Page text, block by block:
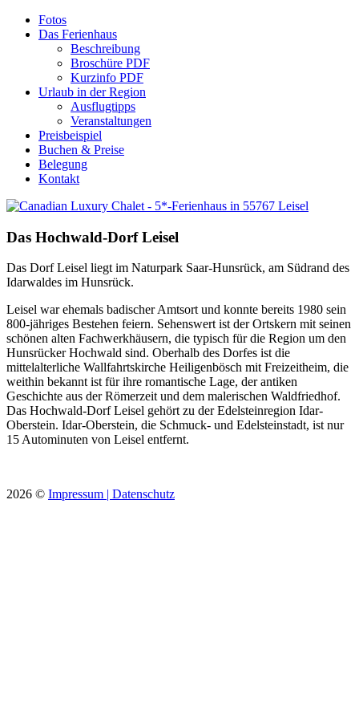
Fotos
Das Ferienhaus
Beschreibung
Broschüre PDF
Kurzinfo PDF
Urlaub in der Region
Ausflugtipps
Veranstaltungen
Preisbeispiel
Buchen & Preise
Belegung
Kontakt
Das Hochwald-Dorf Leisel
Das Dorf Leisel liegt im Naturpark Saar-Hunsrück, am Südrand des
Idarwaldes im Hunsrück.
Leisel war ehemals badischer Amtsort und konnte bereits 1980 sein
800-jähriges Bestehen feiern. Sehenswert ist der Ortskern mit seinen
schönen alten Fachwerkhäusern, die typisch für die Region um den
Hunsrücker Hochwald sind. Oberhalb des Dorfes ist die
mittelalterliche Wallfahrtskirche Heiligenbösch mit Freizeitheim, die
weithin bekannt ist für ihre romantische Lage, der antiken
Geschichte aus der Römerzeit und dem malerischen Waldfriedhof.
Das Hochwald-Dorf Leisel gehört zu der Edelsteinregion Idar-
Oberstein. Idar-Oberstein, die Schmuck- und Edelsteinstadt, ist nur
15 Autominuten von Leisel entfernt.
2026 © Impressum | Datenschutz